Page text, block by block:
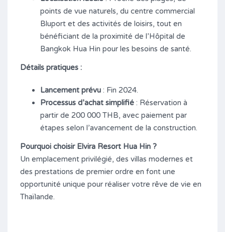
points de vue naturels, du centre commercial
Bluport et des activités de loisirs, tout en
bénéficiant de la proximité de l’Hôpital de
Bangkok Hua Hin pour les besoins de santé.
Détails pratiques :
Lancement prévu : Fin 2024.
Processus d’achat simplifié : Réservation à
partir de 200 000 THB, avec paiement par
étapes selon l’avancement de la construction.
Pourquoi choisir Elvira Resort Hua Hin ?
Un emplacement privilégié, des villas modernes et
des prestations de premier ordre en font une
opportunité unique pour réaliser votre rêve de vie en
Thaïlande.